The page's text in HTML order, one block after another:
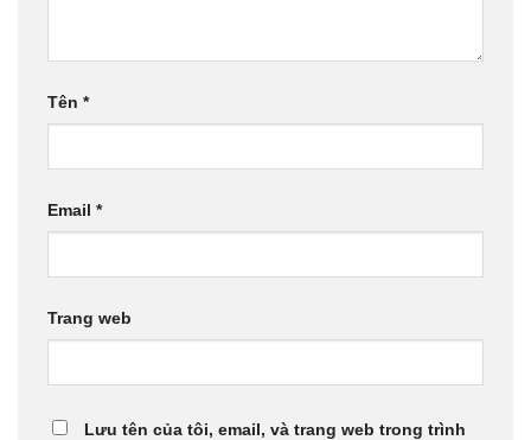
Tên *
Email *
Trang web
Lưu tên của tôi, email, và trang web trong trình